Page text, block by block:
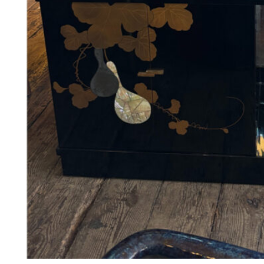
DKK Tilføj til kurv